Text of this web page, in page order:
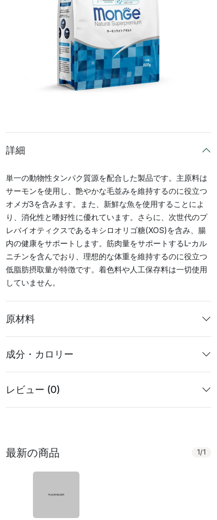
詳細
単一の動物性タンパク質源を配合した製品です。主原料は
サーモンを使用し、艶やかな毛並みを維持するのに役立つ
オメガ3を含みます。また、新鮮な魚を使用することによ
り、消化性と嗜好性に優れています。さらに、次世代のプ
レバイオティクスであるキシロオリゴ糖(XOS)を含み、腸
内の健康をサポートします。筋肉量をサポートするL-カル
ニチンを含んでおり、理想的な体重を維持するのに役立つ
低脂肪摂取量が特徴です。着色料や人工保存料は一切使用
していません。
原材料
成分・カロリー
レビュー (0)
最新の商品 1 /1